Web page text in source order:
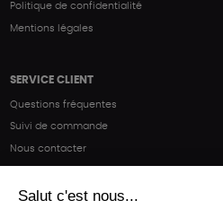
Politique de confidentialité
Mentions légales
SERVICE CLIENT
Questions fréquentes
Suivi de commande
Nous contacter